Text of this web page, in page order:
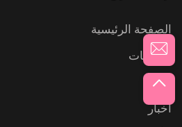
الصفحة الرئيسية
المنتجات
عنّا
أخبار